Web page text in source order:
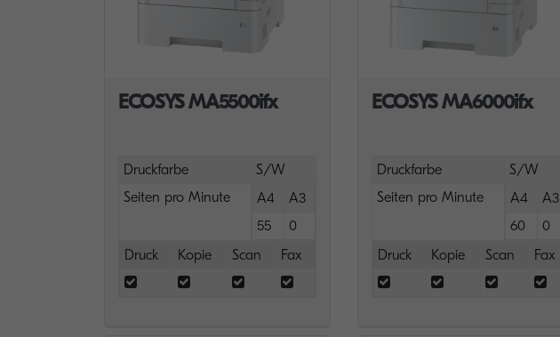
ECOSYS MA5500ifx
Druckfarbe
S/W
Seiten pro Minute
A4
A3
55
0
Druck
Kopie Scan Fax
ECOSYS MA6000ifx
Druckfarbe
S/W
Seiten pro Minute
A4
A3
60
0
Druck
Kopie Scan Fax